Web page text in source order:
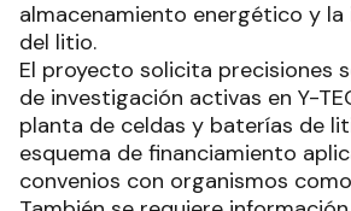
almacenamiento energético y
del litio.
El proyecto solicita precisiones
de investigación activas en Y-
planta de celdas y baterías de
esquema de financiamiento
convenios con organismos como